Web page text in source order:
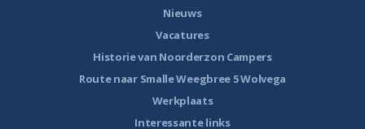
Nieuws
Vacatures
Historie van Noorderzon Campers
Route naar Smalle Weegbree 5 Wolvega
Werkplaats
Interessante links